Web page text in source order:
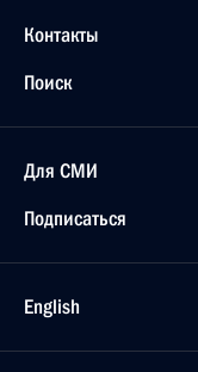
Контакты
Поиск
Для СМИ
Подписаться
English